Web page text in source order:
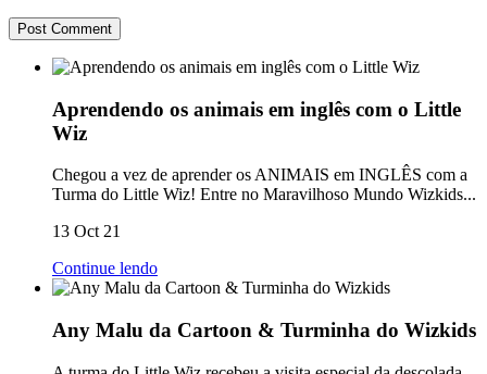
Aprendendo os animais em inglês com o Little
Wiz
Chegou a vez de aprender os ANIMAIS em INGLÊS com a
Turma do Little Wiz! Entre no Maravilhoso Mundo Wizkids...
13 Oct 21
Continue lendo
Any Malu da Cartoon & Turminha do Wizkids